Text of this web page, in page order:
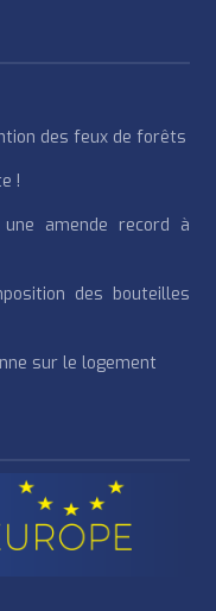
des feux de forêts
!
une amende record à
des bouteilles
sur le logement